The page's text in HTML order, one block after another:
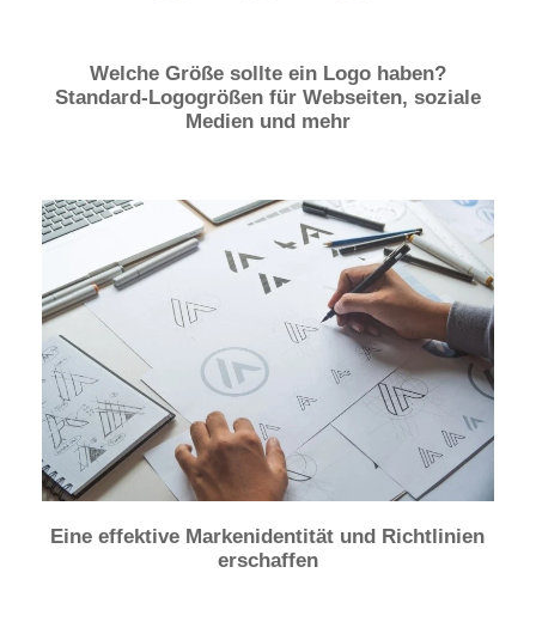
Welche Größe sollte ein Logo haben?
Standard-Logogrößen für Webseiten, soziale
Medien und mehr
Eine effektive Markenidentität und Richtlinien
erschaffen